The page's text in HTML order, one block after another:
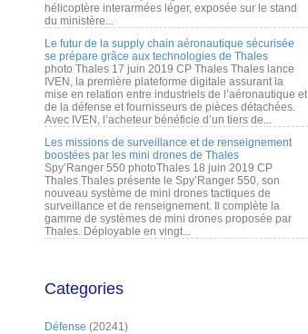
hélicoptère interarmées léger, exposée sur le stand
du ministère...
Le futur de la supply chain aéronautique sécurisée
se prépare grâce aux technologies de Thales
photo Thales 17 juin 2019 CP Thales Thales lance
IVEN, la première plateforme digitale assurant la
mise en relation entre industriels de l’aéronautique et
de la défense et fournisseurs de pièces détachées.
Avec IVEN, l’acheteur bénéficie d’un tiers de...
Les missions de surveillance et de renseignement
boostées par les mini drones de Thales
Spy’Ranger 550 photoThales 18 juin 2019 CP
Thales Thales présente le Spy’Ranger 550, son
nouveau système de mini drones tactiques de
surveillance et de renseignement. Il complète la
gamme de systèmes de mini drones proposée par
Thales. Déployable en vingt...
Categories
Défense (20241)